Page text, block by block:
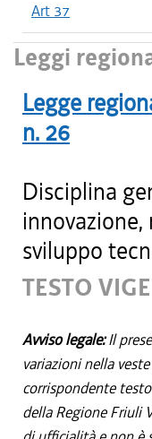
Art 37
Leggi
Legge
n. 26
Disciplina
sviluppo
TESTO
Avviso legale:Il
variazioni nella
corrispondente
della Regione Friuli